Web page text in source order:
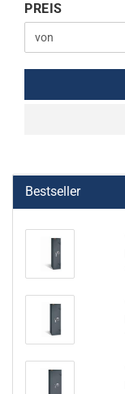
PREIS
PREIS
Preis bis
Bestseller